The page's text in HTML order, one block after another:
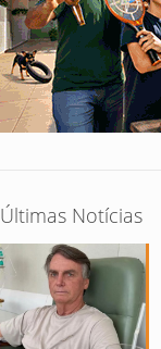
Últimas Notícias